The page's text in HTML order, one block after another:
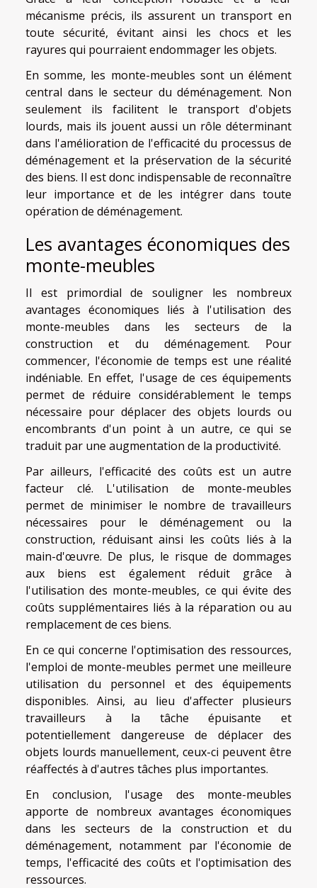
mécanisme précis, ils assurent un transport en
toute sécurité, évitant ainsi les chocs et les
rayures qui pourraient endommager les objets.
En somme, les monte-meubles sont un élément
central dans le secteur du déménagement. Non
seulement ils facilitent le transport d'objets
lourds, mais ils jouent aussi un rôle déterminant
dans l'amélioration de l'efficacité du processus de
déménagement et la préservation de la sécurité
des biens. Il est donc indispensable de reconnaître
leur importance et de les intégrer dans toute
opération de déménagement.
Les avantages économiques des
monte-meubles
Il est primordial de souligner les nombreux
avantages économiques liés à l'utilisation des
monte-meubles dans les secteurs de la
construction et du déménagement. Pour
commencer, l'économie de temps est une réalité
indéniable. En effet, l'usage de ces équipements
permet de réduire considérablement le temps
nécessaire pour déplacer des objets lourds ou
encombrants d'un point à un autre, ce qui se
traduit par une augmentation de la productivité.
Par ailleurs, l'efficacité des coûts est un autre
facteur clé. L'utilisation de monte-meubles
permet de minimiser le nombre de travailleurs
nécessaires pour le déménagement ou la
construction, réduisant ainsi les coûts liés à la
main-d'œuvre. De plus, le risque de dommages
aux biens est également réduit grâce à
l'utilisation des monte-meubles, ce qui évite des
coûts supplémentaires liés à la réparation ou au
remplacement de ces biens.
En ce qui concerne l'optimisation des ressources,
l'emploi de monte-meubles permet une meilleure
utilisation du personnel et des équipements
disponibles. Ainsi, au lieu d'affecter plusieurs
travailleurs à la tâche épuisante et
potentiellement dangereuse de déplacer des
objets lourds manuellement, ceux-ci peuvent être
réaffectés à d'autres tâches plus importantes.
En conclusion, l'usage des monte-meubles
apporte de nombreux avantages économiques
dans les secteurs de la construction et du
déménagement, notamment par l'économie de
temps, l'efficacité des coûts et l'optimisation des
ressources.